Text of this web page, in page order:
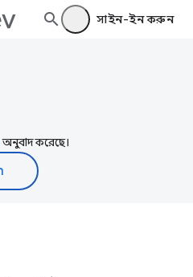
সাইন-ইন করুন
অনুবাদ করেছে।